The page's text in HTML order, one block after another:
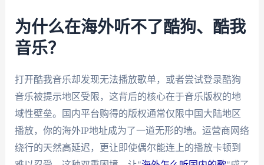
为什么在海外听不了酷狗、酷我
音乐？
打开酷我音乐却发现无法播放歌单，或者尝试登录酷狗
音乐被提示地区受限，这背后的核心在于音乐版权的地
域性壁垒。国内平台购得的版权通常仅限中国大陆地区
播放，你的海外IP地址成为了一道无形的墙。运营商网络
绕行的天然高延迟，更让即使偶尔能连上的播放卡顿到